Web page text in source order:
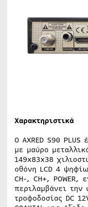
Χαρακτηριστικά
Ο AXRED S90
με μαύρο
149x83x38
οθόνη LCD 4
CH-, CH+,
περιλαμβάνει την
τροφοδοσίας DC